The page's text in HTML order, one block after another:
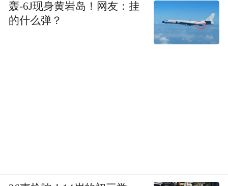
轰-6J现身黄岩岛！网友：挂
的什么弹？